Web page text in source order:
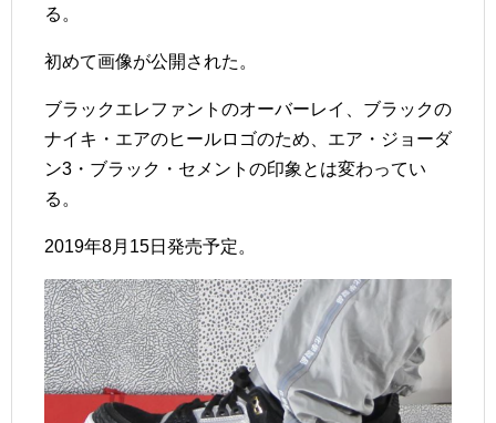
る。
初めて画像が公開された。
ブラックエレファントのオーバーレイ、ブラックの
ナイキ・エアのヒールロゴのため、エア・ジョーダ
ン3・ブラック・セメントの印象とは変わってい
る。
2019年8月15日発売予定。